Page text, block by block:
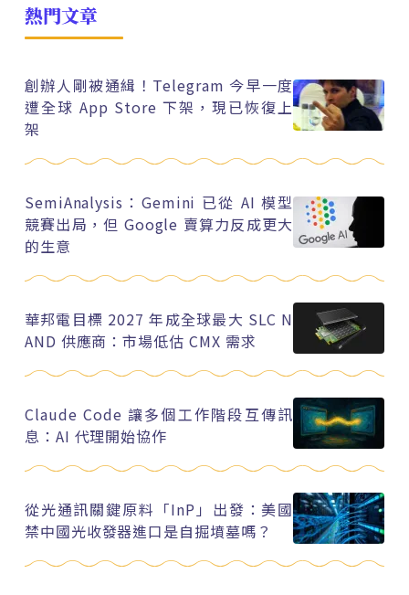
熱門文章
創辦人剛被通緝！Telegram 今早一度
遭全球 App Store 下架，現已恢復上
架
SemiAnalysis：Gemini 已從 AI 模型
競賽出局，但 Google 賣算力反成更大
的生意
華邦電目標 2027 年成全球最大 SLC N
AND 供應商：市場低估 CMX 需求
Claude Code 讓多個工作階段互傳訊
息：AI 代理開始協作
從光通訊關鍵原料「InP」出發：美國
禁中國光收發器進口是自掘墳墓嗎？